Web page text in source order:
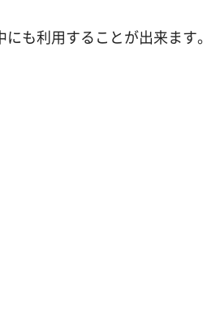
も利用することが出来ます